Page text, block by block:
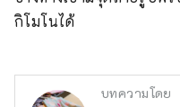
กิโมโนได้
บทความโดย